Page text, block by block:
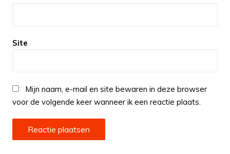
Site
Mijn naam, e-mail en site bewaren in deze browser
voor de volgende keer wanneer ik een reactie plaats.